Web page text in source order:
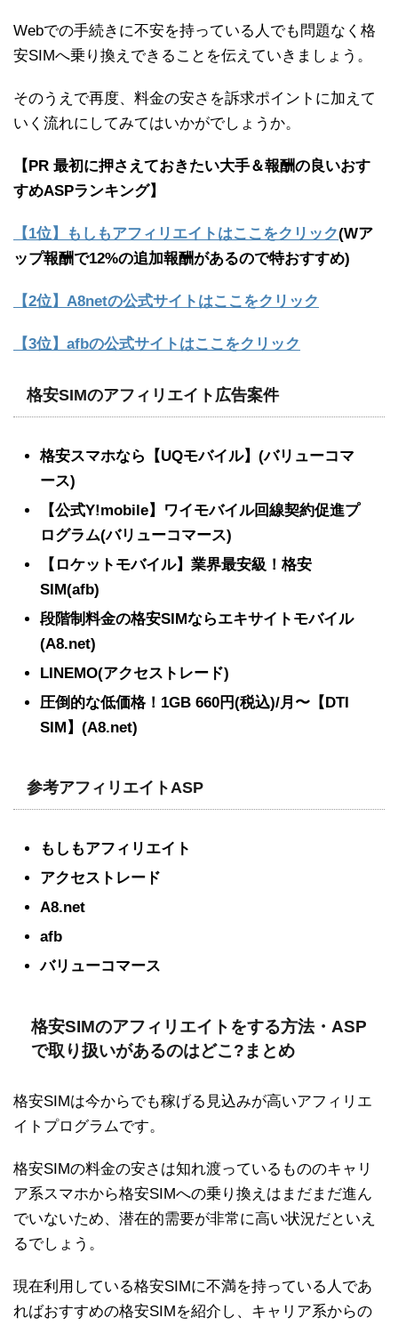
Webでの手続きに不安を持っている人でも問題なく格
安SIMへ乗り換えできることを伝えていきましょう。
そのうえで再度、料金の安さを訴求ポイントに加えて
いく流れにしてみてはいかがでしょうか。
【PR 最初に押さえておきたい大手＆報酬の良いおす
すめASPランキング】
【1位】もしもアフィリエイトはここをクリック(Wア
ップ報酬で12%の追加報酬があるので特おすすめ)
【2位】A8netの公式サイトはここをクリック
【3位】afbの公式サイトはここをクリック
格安SIMのアフィリエイト広告案件
格安スマホなら【UQモバイル】(バリューコマ
ース)
【公式Y!mobile】ワイモバイル回線契約促進プ
ログラム(バリューコマース)
【ロケットモバイル】業界最安級！格安
SIM(afb)
段階制料金の格安SIMならエキサイトモバイル
(A8.net)
LINEMO(アクセストレード)
圧倒的な低価格！1GB 660円(税込)/月〜【DTI
SIM】(A8.net)
参考アフィリエイトASP
もしもアフィリエイト
アクセストレード
A8.net
afb
バリューコマース
格安SIMのアフィリエイトをする方法・ASP
で取り扱いがあるのはどこ?まとめ
格安SIMは今からでも稼げる見込みが高いアフィリエ
イトプログラムです。
格安SIMの料金の安さは知れ渡っているもののキャリ
ア系スマホから格安SIMへの乗り換えはまだまだ進ん
でいないため、潜在的需要が非常に高い状況だといえ
るでしょう。
現在利用している格安SIMに不満を持っている人であ
ればおすすめの格安SIMを紹介し、キャリア系からの